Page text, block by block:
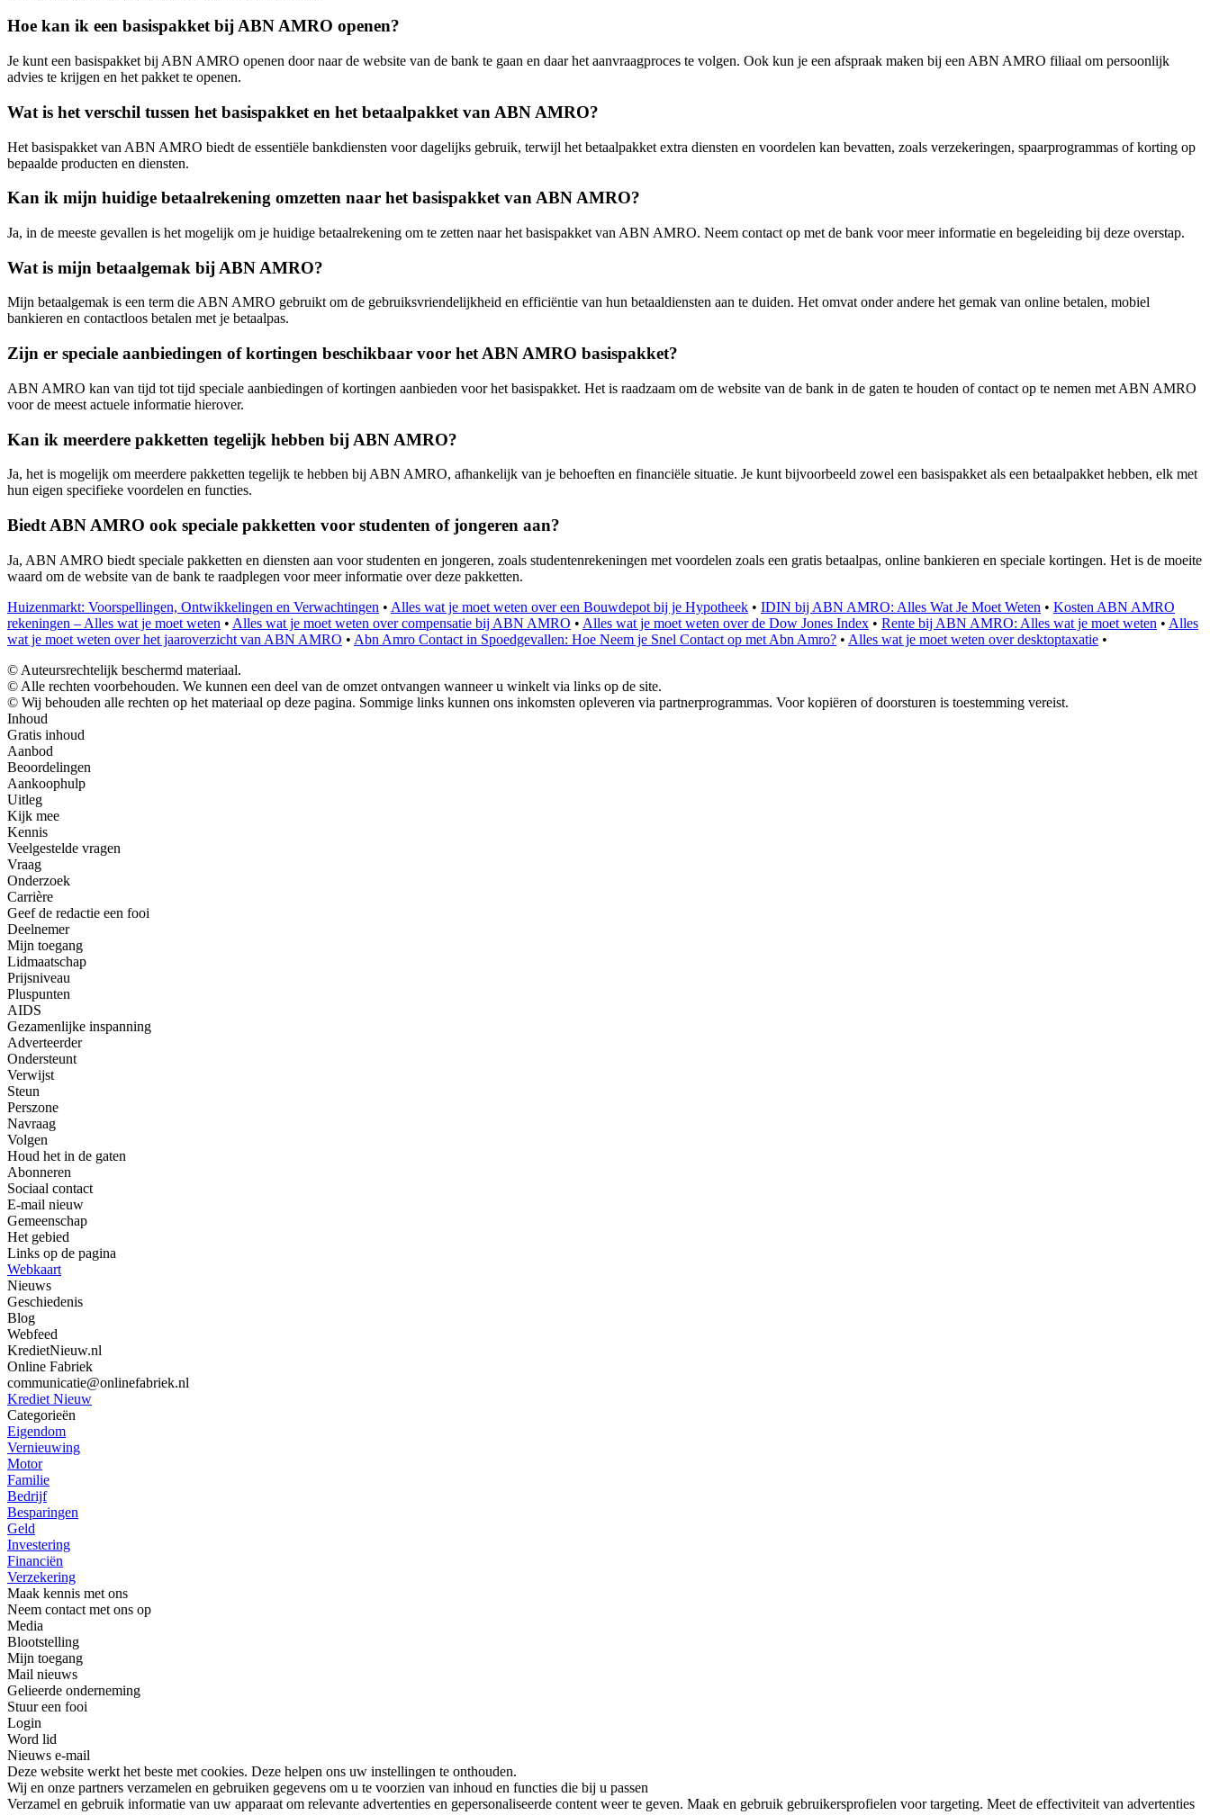
Hoe kan ik een basispakket bij ABN AMRO openen?
Je kunt een basispakket bij ABN AMRO openen door naar de website van de bank te gaan en daar het aanvraagproces te volgen. Ook kun je een afspraak maken bij een ABN AMRO filiaal om persoonlijk
advies te krijgen en het pakket te openen.
Wat is het verschil tussen het basispakket en het betaalpakket van ABN AMRO?
Het basispakket van ABN AMRO biedt de essentiële bankdiensten voor dagelijks gebruik, terwijl het betaalpakket extra diensten en voordelen kan bevatten, zoals verzekeringen, spaarprogrammas of korting op
bepaalde producten en diensten.
Kan ik mijn huidige betaalrekening omzetten naar het basispakket van ABN AMRO?
Ja, in de meeste gevallen is het mogelijk om je huidige betaalrekening om te zetten naar het basispakket van ABN AMRO. Neem contact op met de bank voor meer informatie en begeleiding bij deze overstap.
Wat is mijn betaalgemak bij ABN AMRO?
Mijn betaalgemak is een term die ABN AMRO gebruikt om de gebruiksvriendelijkheid en efficiëntie van hun betaaldiensten aan te duiden. Het omvat onder andere het gemak van online betalen, mobiel
bankieren en contactloos betalen met je betaalpas.
Zijn er speciale aanbiedingen of kortingen beschikbaar voor het ABN AMRO basispakket?
ABN AMRO kan van tijd tot tijd speciale aanbiedingen of kortingen aanbieden voor het basispakket. Het is raadzaam om de website van de bank in de gaten te houden of contact op te nemen met ABN AMRO
voor de meest actuele informatie hierover.
Kan ik meerdere pakketten tegelijk hebben bij ABN AMRO?
Ja, het is mogelijk om meerdere pakketten tegelijk te hebben bij ABN AMRO, afhankelijk van je behoeften en financiële situatie. Je kunt bijvoorbeeld zowel een basispakket als een betaalpakket hebben, elk met
hun eigen specifieke voordelen en functies.
Biedt ABN AMRO ook speciale pakketten voor studenten of jongeren aan?
Ja, ABN AMRO biedt speciale pakketten en diensten aan voor studenten en jongeren, zoals studentenrekeningen met voordelen zoals een gratis betaalpas, online bankieren en speciale kortingen. Het is de moeite
waard om de website van de bank te raadplegen voor meer informatie over deze pakketten.
Huizenmarkt: Voorspellingen, Ontwikkelingen en Verwachtingen • Alles wat je moet weten over een Bouwdepot bij je Hypotheek • IDIN bij ABN AMRO: Alles Wat Je Moet Weten • Kosten ABN AMRO
rekeningen – Alles wat je moet weten • Alles wat je moet weten over compensatie bij ABN AMRO • Alles wat je moet weten over de Dow Jones Index • Rente bij ABN AMRO: Alles wat je moet weten • Alles
wat je moet weten over het jaaroverzicht van ABN AMRO • Abn Amro Contact in Spoedgevallen: Hoe Neem je Snel Contact op met Abn Amro? • Alles wat je moet weten over desktoptaxatie •
© Auteursrechtelijk beschermd materiaal.
© Alle rechten voorbehouden. We kunnen een deel van de omzet ontvangen wanneer u winkelt via links op de site.
© Wij behouden alle rechten op het materiaal op deze pagina. Sommige links kunnen ons inkomsten opleveren via partnerprogrammas. Voor kopiëren of doorsturen is toestemming vereist.
Inhoud
Gratis inhoud
Aanbod
Beoordelingen
Aankoophulp
Uitleg
Kijk mee
Kennis
Veelgestelde vragen
Vraag
Onderzoek
Carrière
Geef de redactie een fooi
Deelnemer
Mijn toegang
Lidmaatschap
Prijsniveau
Pluspunten
AIDS
Gezamenlijke inspanning
Adverteerder
Ondersteunt
Verwijst
Steun
Perszone
Navraag
Volgen
Houd het in de gaten
Abonneren
Sociaal contact
E-mail nieuw
Gemeenschap
Het gebied
Links op de pagina
Webkaart
Nieuws
Geschiedenis
Blog
Webfeed
KredietNieuw.nl
Online Fabriek
communicatie@onlinefabriek.nl
Krediet Nieuw
Categorieën
Eigendom
Vernieuwing
Motor
Familie
Bedrijf
Besparingen
Geld
Investering
Financiën
Verzekering
Maak kennis met ons
Neem contact met ons op
Media
Blootstelling
Mijn toegang
Mail nieuws
Gelieerde onderneming
Stuur een fooi
Login
Word lid
Nieuws e-mail
Deze website werkt het beste met cookies. Deze helpen ons uw instellingen te onthouden.
Wij en onze partners verzamelen en gebruiken gegevens om u te voorzien van inhoud en functies die bij u passen
Verzamel en gebruik informatie van uw apparaat om relevante advertenties en gepersonaliseerde content weer te geven. Maak en gebruik gebruikersprofielen voor targeting. Meet de effectiviteit van advertenties